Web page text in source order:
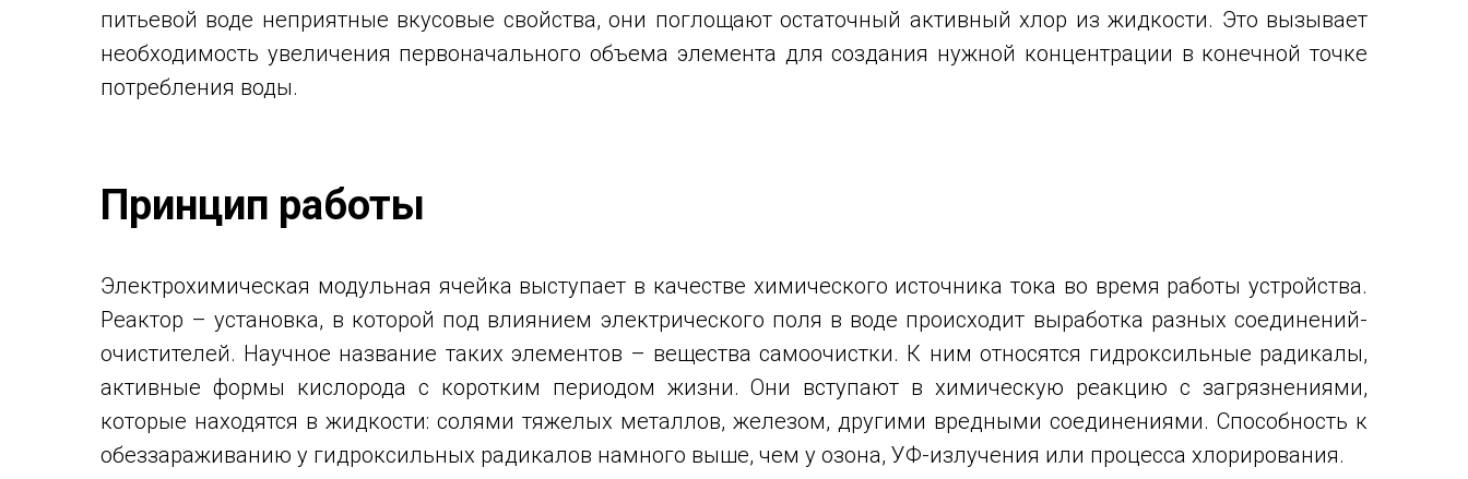
питьевой воде неприятные вкусовые свойства, они поглощают остаточный активный хлор из жидкости. Это вызывает
необходимость увеличения первоначального объема элемента для создания нужной концентрации в конечной точке
потребления воды.
Принцип работы
Электрохимическая модульная ячейка выступает в качестве химического источника тока во время работы устройства.
Реактор – установка, в которой под влиянием электрического поля в воде происходит выработка разных соединений-
очистителей. Научное название таких элементов – вещества самоочистки. К ним относятся гидроксильные радикалы,
активные формы кислорода с коротким периодом жизни. Они вступают в химическую реакцию с загрязнениями,
которые находятся в жидкости: солями тяжелых металлов, железом, другими вредными соединениями. Способность к
обеззараживанию у гидроксильных радикалов намного выше, чем у озона, УФ-излучения или процесса хлорирования.